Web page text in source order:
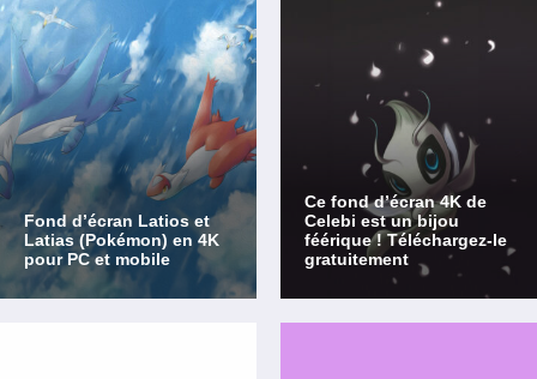
Fond d’écran Latios et
Latias (Pokémon) en 4K
pour PC et mobile
Ce fond d’écran 4K de
Celebi est un bijou
féérique ! Téléchargez-le
gratuitement